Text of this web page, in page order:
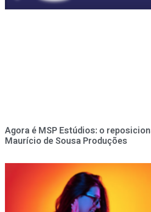
Agora é MSP Estúdios: o
Maurício de Sousa Produções